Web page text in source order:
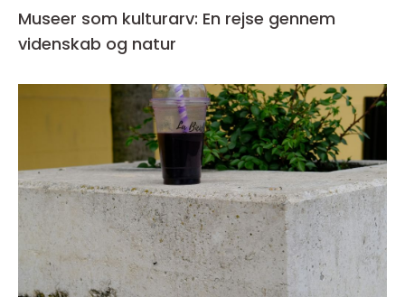
Museer som kulturarv: En rejse gennem
videnskab og natur